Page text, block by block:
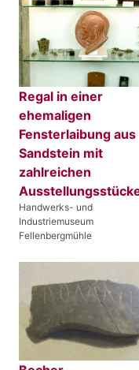
Regal in einer
ehemaligen
Fensterlaibung aus
Sandstein mit
zahlreichen
Handwerks- und
Industriemuseum
Fellenbergmühle